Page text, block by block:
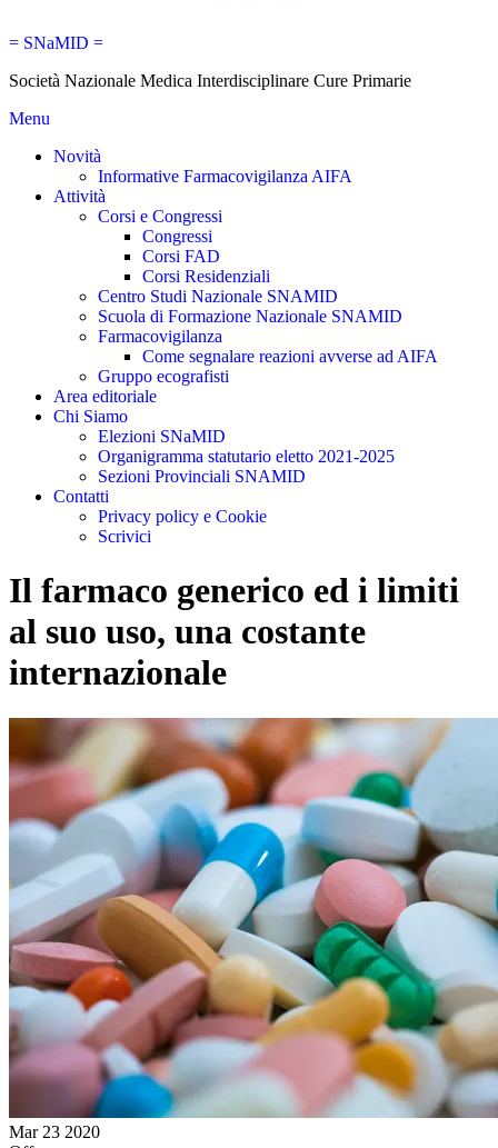
= SNaMID =
Società Nazionale Medica Interdisciplinare Cure Primarie
Menu
Novità
Informative Farmacovigilanza AIFA
Attività
Corsi e Congressi
Congressi
Corsi FAD
Corsi Residenziali
Centro Studi Nazionale SNAMID
Scuola di Formazione Nazionale SNAMID
Farmacovigilanza
Come segnalare reazioni avverse ad AIFA
Gruppo ecografisti
Area editoriale
Chi Siamo
Elezioni SNaMID
Organigramma statutario eletto 2021-2025
Sezioni Provinciali SNAMID
Contatti
Privacy policy e Cookie
Scrivici
Il farmaco generico ed i limiti
al suo uso, una costante
internazionale
Mar 23 2020